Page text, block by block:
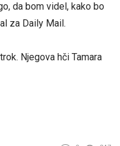
da bom videl, kako bo
za Daily Mail.
Njegova hči Tamara